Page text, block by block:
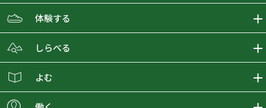
ECMALLの商品をさがす
取り扱いブランド一覧
ショップブログ
体験する
おとな女子登山部
しらべる
登山レポート
よむ